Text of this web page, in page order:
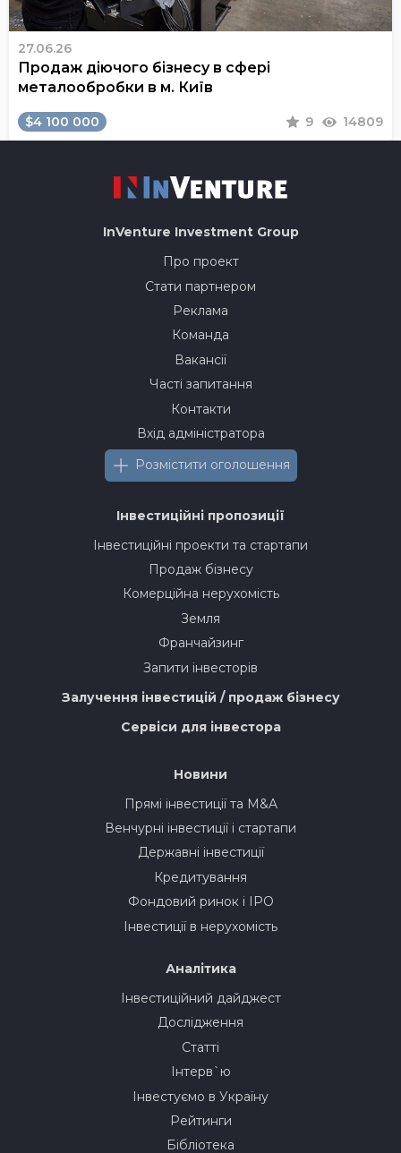
27.06.26
Продаж діючого бізнесу в сфері
металообробки в м. Київ
$4 100 000 9 14809
InVenture Investment Group
Про проект
Стати партнером
Реклама
Команда
Вакансії
Часті запитання
Контакти
Вхід адміністратора
Розмістити оголошення
Інвестиційні пропозиції
Інвестиційні проекти та стартапи
Продаж бізнесу
Комерційна нерухомість
Земля
Франчайзинг
Запити інвесторів
Залучення інвестицій / продаж бізнесу
Сервіси для інвестора
Новини
Прямі інвестиції та M&A
Венчурні інвестиції і стартапи
Державні інвестиції
Кредитування
Фондовий ринок і IPO
Інвестиції в нерухомість
Аналітика
Інвестиційний дайджест
Дослідження
Статті
Інтерв`ю
Інвестуємо в Україну
Рейтинги
Бібліотека